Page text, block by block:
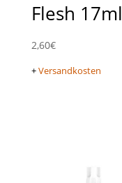
Flesh 17ml
2,60€
+Versandkosten